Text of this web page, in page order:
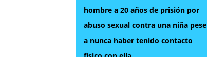
hombre a 20 años de prisión por
abuso sexual contra una niña pese
a nunca haber tenido contacto